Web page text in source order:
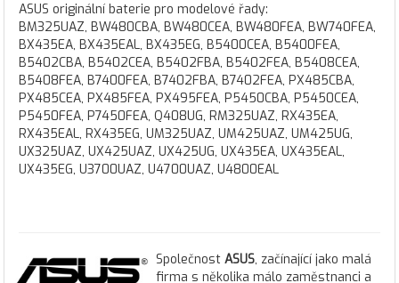
ASUS originální baterie pro modelové řady:
BM325UAZ, BW480CBA, BW480CEA, BW480FEA, BW740FEA,
BX435EA, BX435EAL, BX435EG, B5400CEA, B5400FEA,
B5402CBA, B5402CEA, B5402FBA, B5402FEA, B5408CEA,
B5408FEA, B7400FEA, B7402FBA, B7402FEA, PX485CBA,
PX485CEA, PX485FEA, PX495FEA, P5450CBA, P5450CEA,
P5450FEA, P7450FEA, Q408UG, RM325UAZ, RX435EA,
RX435EAL, RX435EG, UM325UAZ, UM425UAZ, UM425UG,
UX325UAZ, UX425UAZ, UX425UG, UX435EA, UX435EAL,
UX435EG, U3700UAZ, U4700UAZ, U4800EAL
Společnost ASUS, začínající jako malá
firma s několika málo zaměstnanci a